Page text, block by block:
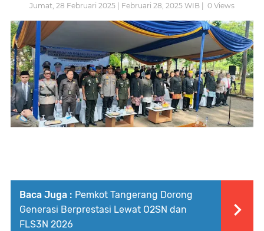
Jumat, 28 Februari 2025 | Februari 28, 2025 WIB | 0 Views
Baca Juga : Pemkot Tangerang Dorong
Generasi Berprestasi Lewat O2SN dan
FLS3N 2026